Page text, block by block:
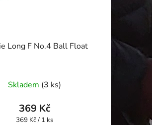
Long F No.4 Ball Float
Skladem (3 ks)
369 Kč
Měrná
369 Kč / 1 ks